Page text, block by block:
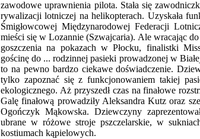
zawodowe uprawnienia pilota. Stała się
rywalizacji lotniczej na helikopterach. Uzyskała
Śmigłowcowej Międzynarodowej Federacji
mieści się w Lozannie (Szwajcaria). Ale wracając do
goszczenia na pokazach w Płocku, finalistki
gościnę do ... rodzinnej pasieki prowadzonej w
to na pewno bardzo ciekawe doświadczenie.
tylko zapoznać się z funkcjonowaniem takiej
ekologicznego. Aż przyszedł czas na finałowe
Galę finałową prowadziły Aleksandra Kutz oraz
Ogończyk Mąkowska. Dziewczyny
ubrane w różowe stroje pszczelarskie, w
kostiumach kąpielowych.